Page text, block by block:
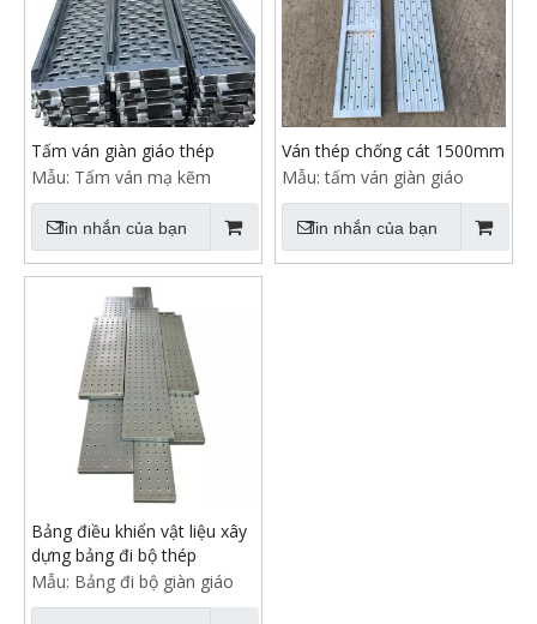
Tấm ván giàn giáo thép
Mẫu: Tấm ván mạ kẽm
Tin nhắn của bạn
Ván thép chống cát 1500mm
Mẫu: tấm ván giàn giáo
Tin nhắn của bạn
Bảng điều khiển vật liệu xây
dựng bảng đi bộ thép
Mẫu: Bảng đi bộ giàn giáo